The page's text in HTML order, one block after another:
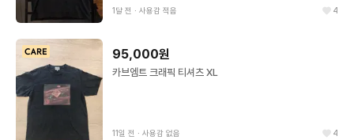
1달 전 ∙ 사용감 적음 4
95,000원
카브엠트 크래픽 티셔츠 XL
11일 전 ∙ 사용감 없음 4